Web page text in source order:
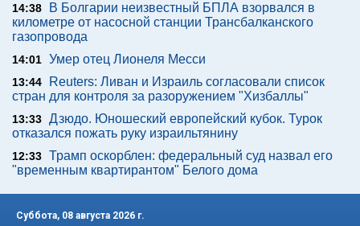
14:38
В Болгарии неизвестный БПЛА взорвался в
километре от насосной станции Трансбалканского
газопровода
14:01 Умер отец Лионеля Месси
13:44
Reuters: Ливан и Израиль согласовали список
стран для контроля за разоружением "Хизбаллы"
13:33 Дзюдо. Юношеский европейский кубок. Турок
отказался пожать руку израильтянину
12:33 Трамп оскорблен: федеральный суд назвал его
"временным квартирантом" Белого дома
Суббота, 08 августа 2026 г.